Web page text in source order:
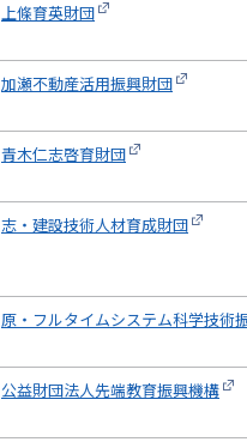
上條育英財団
加瀬不動産活用振興財団
青木仁志啓育財団
志・建設技術人材育成財団
原・フルタイムシステム科学技術
公益財団法人先端教育振興機構